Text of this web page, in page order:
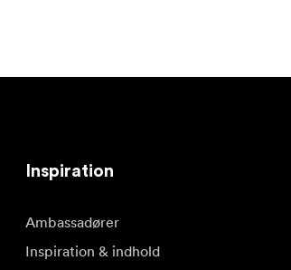
Inspiration
Ambassadører
Inspiration & indhold